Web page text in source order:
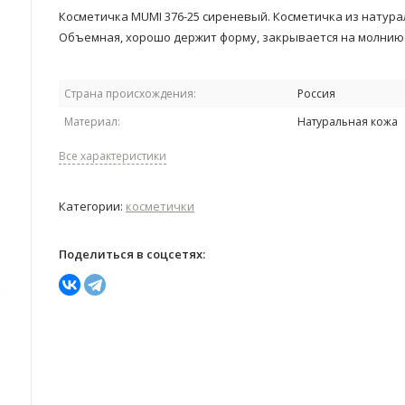
Косметичка MUMI 376-25 сиреневый. Косметичка из
Объемная, хорошо держит форму, закрывается на
Страна происхождения:
Россия
Материал:
Натуральная кожа
Все характеристики
Категории: косметички
Поделиться в соцсетях: